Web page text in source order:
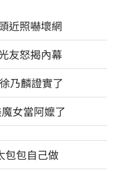
近照嚇壞網
友怒揭內幕
乃麟證實了
女當阿嬤了
包自己做